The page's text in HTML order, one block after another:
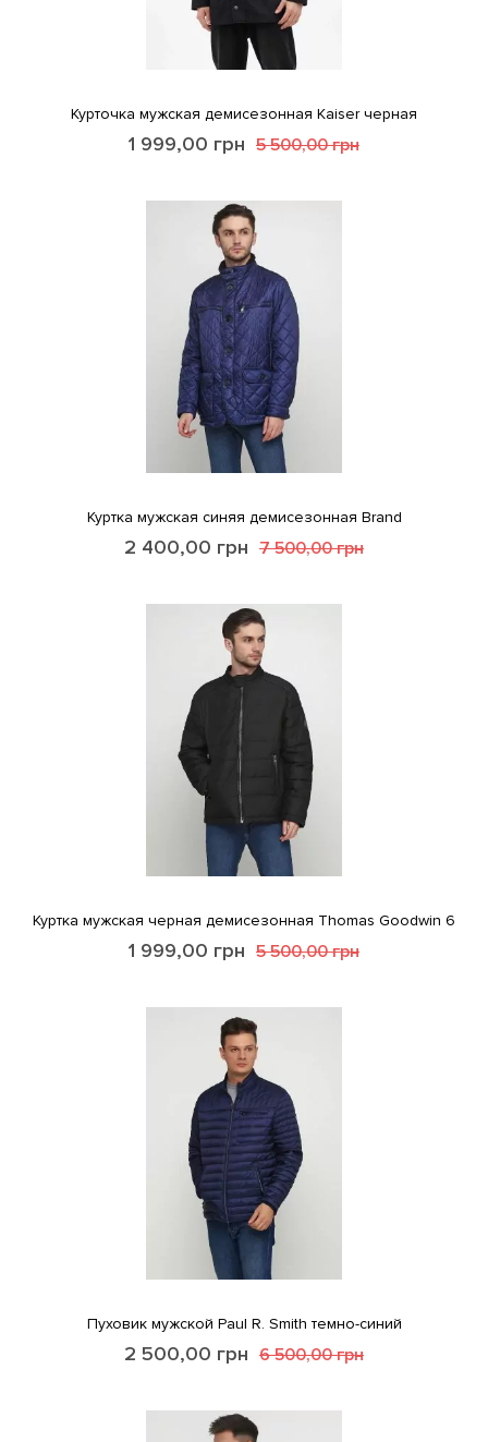
Курточка мужская демисезонная Kaiser черная
1 999,00 грн 5 500,00грн
Куртка мужская синяя демисезонная Brand
2 400,00 грн 7 500,00грн
Куртка мужская черная демисезонная Thomas Goodwin 6
1 999,00 грн 5 500,00грн
Пуховик мужской Paul R. Smith темно-синий
2 500,00 грн 6 500,00грн